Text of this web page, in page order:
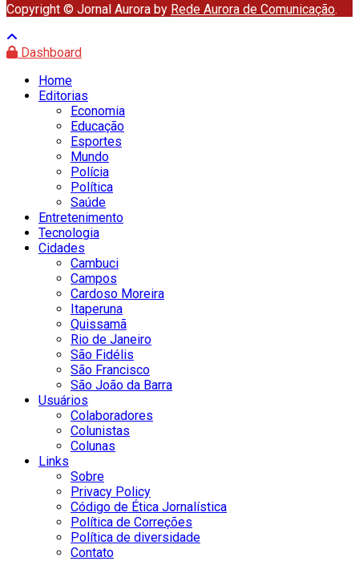
Copyright © Jornal Aurora by Rede Aurora de Comunicação.
Dashboard
Home
Editorias
Economia
Educação
Esportes
Mundo
Polícia
Política
Saúde
Entretenimento
Tecnologia
Cidades
Cambuci
Campos
Cardoso Moreira
Itaperuna
Quissamã
Rio de Janeiro
São Fidélis
São Francisco
São João da Barra
Usuários
Colaboradores
Colunistas
Colunas
Links
Sobre
Privacy Policy
Código de Ética Jornalística
Política de Correções
Política de diversidade
Contato